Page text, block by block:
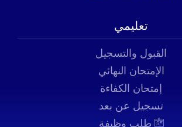
تعليمي
القبول والتسجيل
الإمتحان النهائي
إمتحان الكفاءة
تسجيل عن بعد